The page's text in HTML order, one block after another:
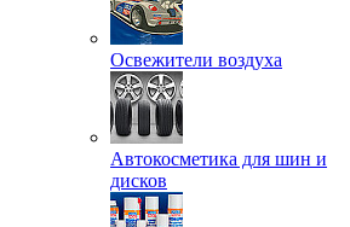
Освежители воздуха
Автокосметика для шин и
дисков